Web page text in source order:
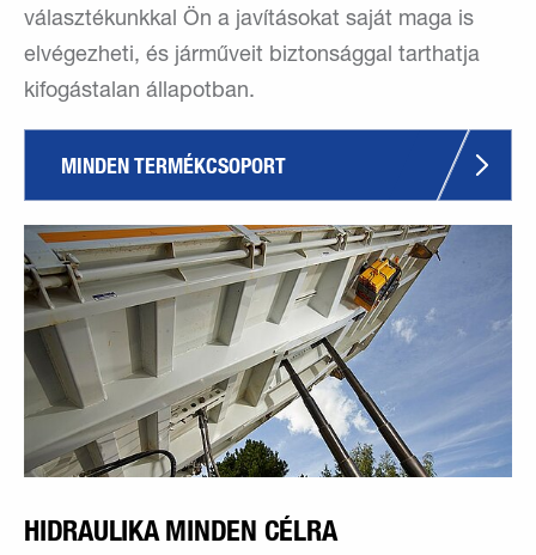
választékunkkal Ön a javításokat saját maga is
elvégezheti, és járműveit biztonsággal tarthatja
kifogástalan állapotban.
MINDEN TERMÉKCSOPORT
HIDRAULIKA MINDEN CÉLRA